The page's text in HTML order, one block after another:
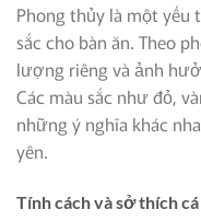
Phong thủy là một yếu
sắc cho bàn ăn. Theo
lượng riêng và ảnh
Các màu sắc như đỏ,
những ý nghĩa khác
yên.
Tính cách và sở thích